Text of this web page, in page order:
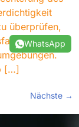
überprüfen,
in
[…]
Nächste →
WhatsApp